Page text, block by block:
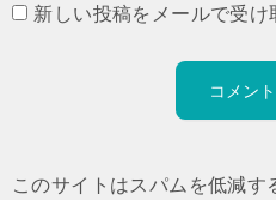
新しい投稿をメールで受け
このサイトはスパムを低減